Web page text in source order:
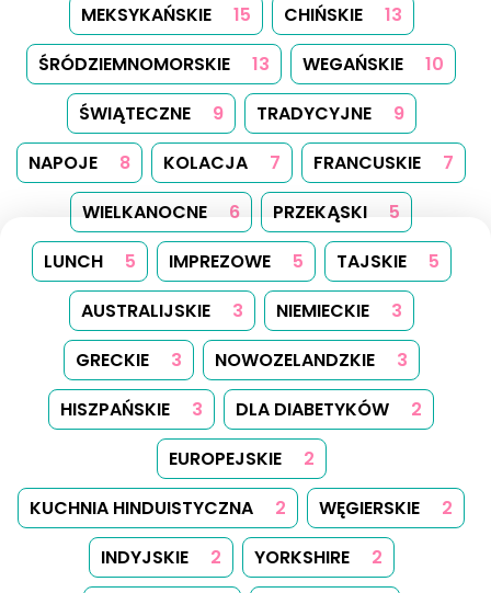
MEKSYKAŃSKIE
15 CHIŃSKIE
13
ŚRÓDZIEMNOMORSKIE
13 WEGAŃSKIE
10
ŚWIĄTECZNE
9 TRADYCYJNE
9
NAPOJE
8 KOLACJA 7 FRANCUSKIE
7
WIELKANOCNE
6 PRZEKĄSKI
5
LUNCH
5 IMPREZOWE 5 TAJSKIE
5
AUSTRALIJSKIE
3 NIEMIECKIE
3
GRECKIE
3 NOWOZELANDZKIE
3
HISZPAŃSKIE
3 DLA DIABETYKÓW
2
EUROPEJSKIE
2
KUCHNIA HINDUISTYCZNA
2 WĘGIERSKIE
2
INDYJSKIE
2 YORKSHIRE
2